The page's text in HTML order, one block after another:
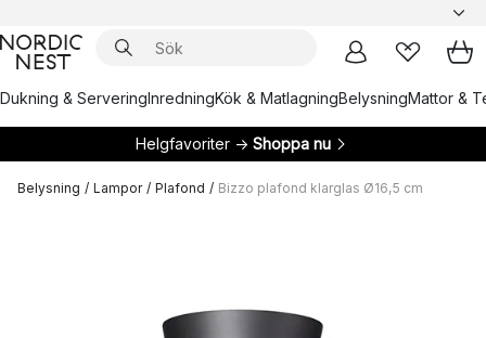
Dukning & ServeringInredningKök & MatlagningBelysningMattor &
Helgfavoriter → Shoppa nu
Belysning / Lampor / Plafond / Bizzo plafond klarglas Ø16,5 cm